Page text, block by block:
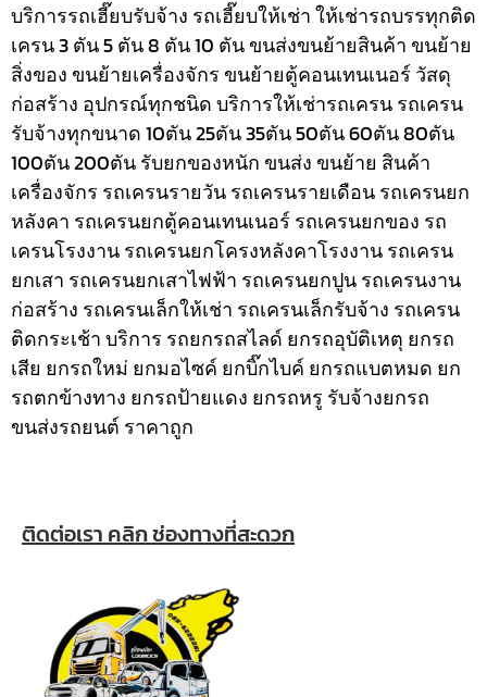
บริการรถเฮี๊ยบรับจ้าง รถเฮี๊ยบให้เช่า ให้เช่ารถบรรทุกติด
เครน 3 ตัน 5 ตัน 8 ตัน 10 ตัน ขนส่งขนย้ายสินค้า ขนย้าย
สิ่งของ ขนย้ายเครื่องจักร ขนย้ายตู้คอนเทนเนอร์ วัสดุ
ก่อสร้าง อุปกรณ์ทุกชนิดบริการให้เช่ารถเครน รถเครน
รับจ้างทุกขนาด 10ตัน 25ตัน 35ตัน 50ตัน 60ตัน 80ตัน
100ตัน 200ตัน รับยกของหนัก ขนส่ง ขนย้าย สินค้า
เครื่องจักร รถเครนรายวัน รถเครนรายเดือน รถเครนยก
หลังคา รถเครนยกตู้คอนเทนเนอร์ รถเครนยกของ รถ
เครนโรงงาน รถเครนยกโครงหลังคาโรงงาน รถเครน
ยกเสา รถเครนยกเสาไฟฟ้า รถเครนยกปูน รถเครนงาน
ก่อสร้าง รถเครนเล็กให้เช่า รถเครนเล็กรับจ้าง รถเครน
ติดกระเช้าบริการ รถยกรถสไลด์ ยกรถอุบัติเหตุ ยกรถ
เสีย ยกรถใหม่ ยกมอไซค์ ยกบิ๊กไบค์ ยกรถแบตหมด ยก
รถตกข้างทาง ยกรถป้ายแดง ยกรถหรู รับจ้างยกรถ
ขนส่งรถยนต์ ราคาถูก
ติดต่อเรา คลิก ช่องทางที่สะดวก